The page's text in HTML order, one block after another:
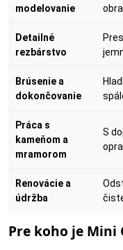
modelovanie
Detailné
rezbárstvo
Brúsenie a
dokončovanie
Práca s
kameňom a
mramorom
S
Renovácie a
údržba
Pre koho je Mini